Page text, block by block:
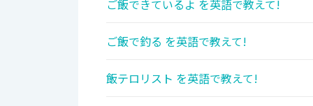
ご飯できているよ を英語で教えて!
ご飯で釣る を英語で教えて!
飯テロリスト を英語で教えて!